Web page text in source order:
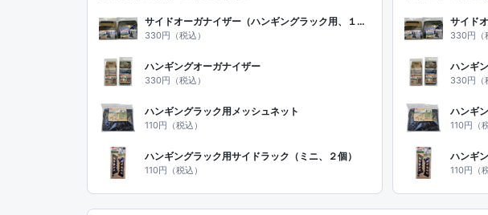
サイドオーガナイザー（ハンギングラック用、１４ポケット）
330円（税込）
ハンギングオーガナイザー
330円（税込）
ハンギングラック用メッシュネット
110円（税込）
ハンギングラック用サイドラック（ミニ、２個）
110円（税込）
330円（
ハンギ
330円（
ハンギ
110円（
ハンギ
110円（